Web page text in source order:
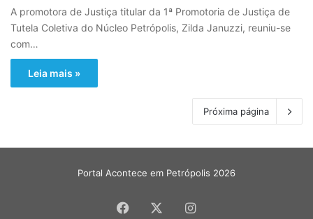
A promotora de Justiça titular da 1ª Promotoria de Justiça de
Tutela Coletiva do Núcleo Petrópolis, Zilda Januzzi, reuniu-se
com…
Leia mais »
Próxima página
Portal Acontece em Petrópolis 2026
Facebook Instagram